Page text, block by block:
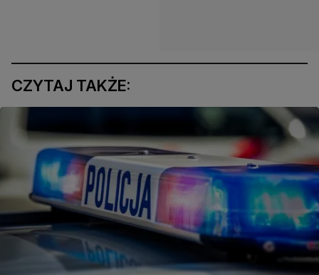
CZYTAJ TAKŻE: